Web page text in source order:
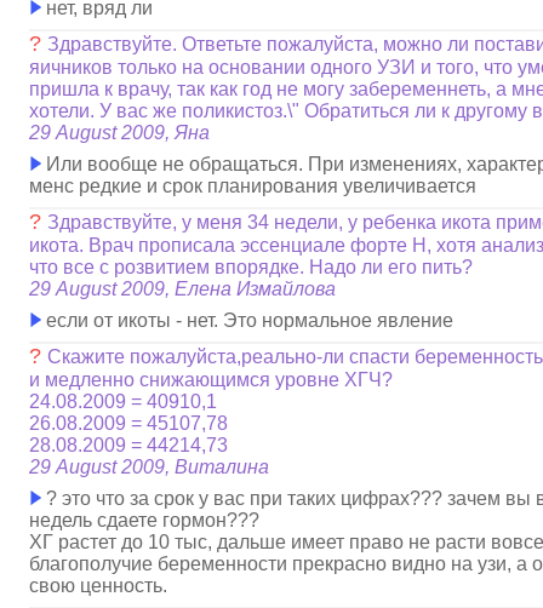
нет, вряд ли
? Здравствуйте. Ответьте пожалуйста, можно ли
яичников только на основании одного УЗИ и того, что
пришла к врачу, так как год не могу забеременнеть, а
хотели. У вас же поликистоз.\" Обратиться ли к другому
29 August 2009, Яна
Или вообще не обращаться. При изменениях,
менс редкие и срок планирования увеличивается
? Здравствуйте, у меня 34 недели, у ребенка икота
икота. Врач прописала эссенциале форте Н, хотя
что все с розвитием впорядке. Надо ли его пить?
29 August 2009, Елена Измайлова
если от икоты - нет. Это нормальное явление
?Скажите пожалуйста,реально-ли спасти
и медленно снижающимся уровне ХГЧ?
24.08.2009 = 40910,1
26.08.2009 = 45107,78
28.08.2009 = 44214,73
29 August 2009, Виталина
? это что за срок у вас при таких цифрах??? зачем вы
недель сдаете гормон???
ХГ растет до 10 тыс, дальше имеет право не расти
благополучие беременности прекрасно видно на узи, а
свою ценность.